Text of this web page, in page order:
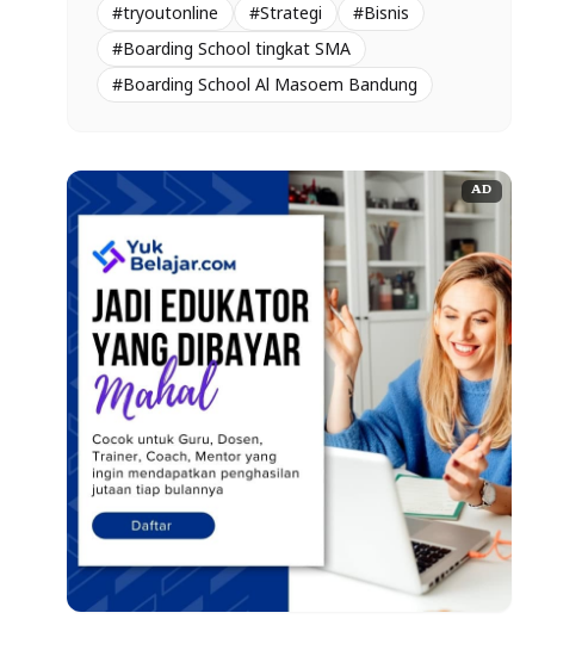
#tryoutonline
#Strategi
#Bisnis
#Boarding School tingkat SMA
#Boarding School Al Masoem Bandung
AD